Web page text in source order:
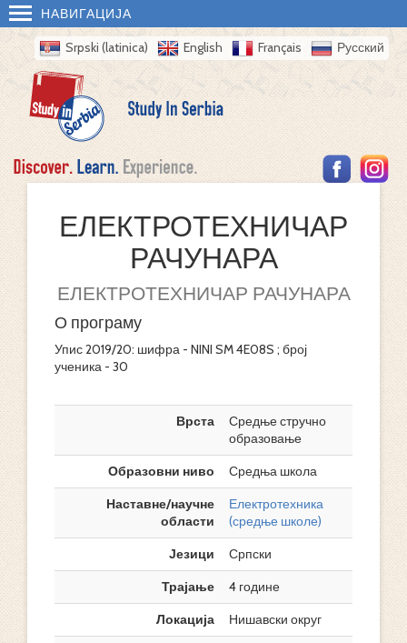
НАВИГАЦИЈА
Srpski (latinica) English Français Русский
ЕЛЕКТРОТЕХНИЧАР
РАЧУНАРА
ЕЛЕКТРОТЕХНИЧАР РАЧУНАРА
О програму
Упис 2019/20: шифра - NINI SM 4E08S ; број
ученика - 30
Врста
Средње стручно
образовање
Образовни ниво
Средња школа
Наставне/научне
области
Електротехника
(средње школе)
Језици
Српски
Трајање
4 године
Локација
Нишавски округ